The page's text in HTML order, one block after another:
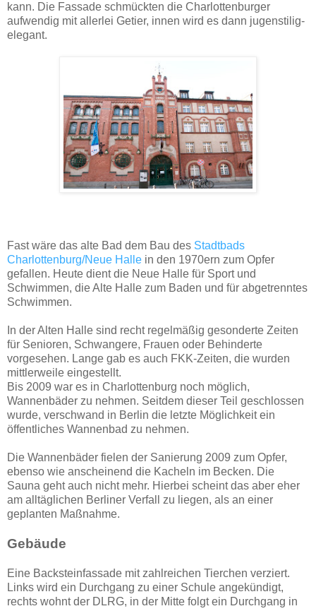
kann. Die Fassade schmückten die Charlottenburger
aufwendig mit allerlei Getier, innen wird es dann jugenstilig-
elegant.
Fast wäre das alte Bad dem Bau des Stadtbads
Charlottenburg/Neue Halle in den 1970ern zum Opfer
gefallen. Heute dient die Neue Halle für Sport und
Schwimmen, die Alte Halle zum Baden und für abgetrenntes
Schwimmen.
In der Alten Halle sind recht regelmäßig gesonderte Zeiten
für Senioren, Schwangere, Frauen oder Behinderte
vorgesehen. Lange gab es auch FKK-Zeiten, die wurden
mittlerweile eingestellt.
Bis 2009 war es in Charlottenburg noch möglich,
Wannenbäder zu nehmen. Seitdem dieser Teil geschlossen
wurde, verschwand in Berlin die letzte Möglichkeit ein
öffentliches Wannenbad zu nehmen.
Die Wannenbäder fielen der Sanierung 2009 zum Opfer,
ebenso wie anscheinend die Kacheln im Becken. Die
Sauna geht auch nicht mehr. Hierbei scheint das aber eher
am alltäglichen Berliner Verfall zu liegen, als an einer
geplanten Maßnahme.
Gebäude
Eine Backsteinfassade mit zahlreichen Tierchen verziert.
Links wird ein Durchgang zu einer Schule angekündigt,
rechts wohnt der DLRG, in der Mitte folgt ein Durchgang in